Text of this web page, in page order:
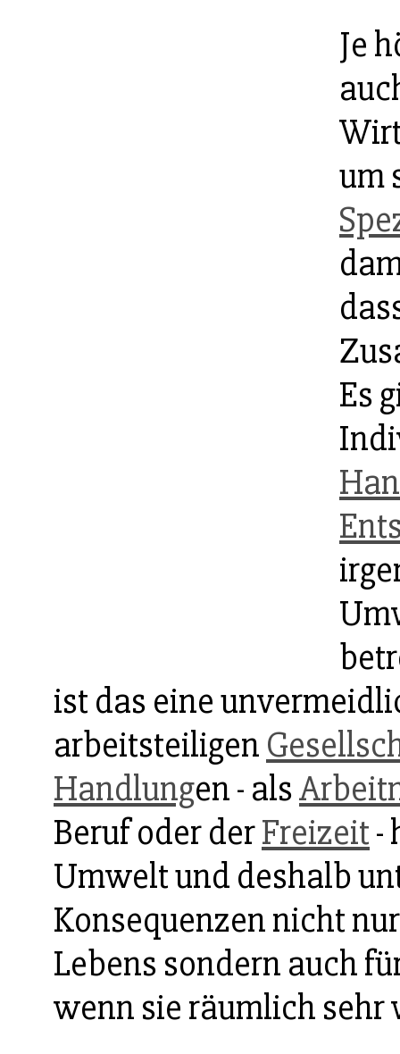
Je
um
Es
ist das eine
arbeitsteiligen
Handlungen - als
Beruf oder derFreizeit-
Umwelt und deshalb
Konsequenzen nicht
Lebens sondern auch
wenn sie räumlich